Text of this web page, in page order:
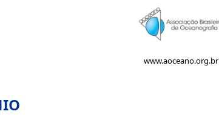
www.aoceano.org.br